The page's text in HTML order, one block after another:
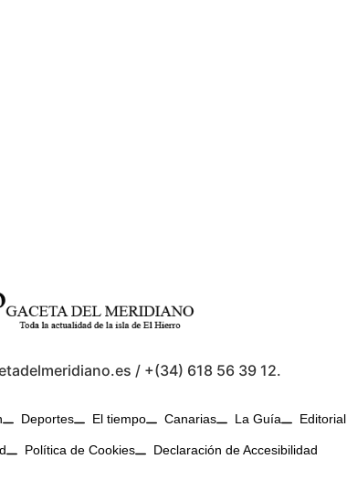
/ +(34) 618 56 39 12.
Deportes El tiempo Canarias La Guía Editorial
Política de Cookies Declaración de Accesibilidad